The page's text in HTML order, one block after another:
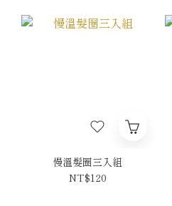
慢溫髮圈三入組
NT$120